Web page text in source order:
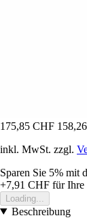
175,85 CHF
inkl. MwSt. zzgl.
Sparen Sie 5% mit
+7,91 CHF für Ihre
Loading...
Beschreibung